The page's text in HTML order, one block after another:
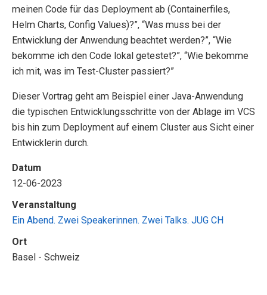
meinen Code für das Deployment ab (Containerfiles,
Helm Charts, Config Values)?”, “Was muss bei der
Entwicklung der Anwendung beachtet werden?”, “Wie
bekomme ich den Code lokal getestet?”, “Wie bekomme
ich mit, was im Test-Cluster passiert?”
Dieser Vortrag geht am Beispiel einer Java-Anwendung
die typischen Entwicklungsschritte von der Ablage im VCS
bis hin zum Deployment auf einem Cluster aus Sicht einer
Entwicklerin durch.
Datum
12-06-2023
Veranstaltung
Ein Abend. Zwei Speakerinnen. Zwei Talks. JUG CH
Ort
Basel - Schweiz